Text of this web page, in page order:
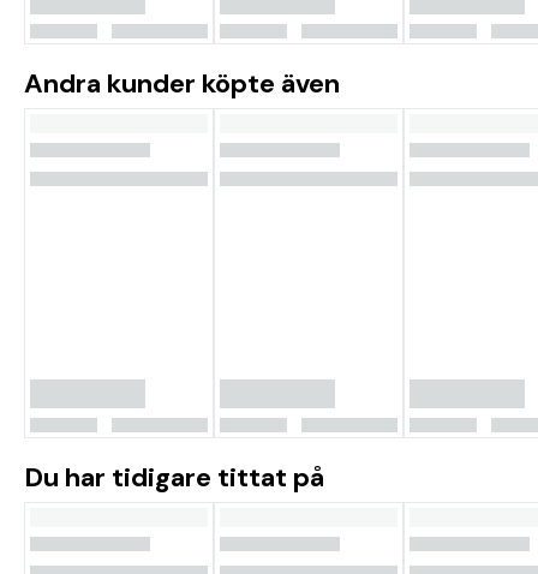
Andra kunder köpte även
Du har tidigare tittat på